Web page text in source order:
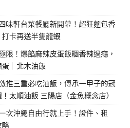
味軒台菜餐廳新開幕！超狂麵包香
卡再送半隻龍蝦
限！爆餡麻辣皮蛋飯糰香辣過癮，
｜北木油飯
推三重必吃油飯，傳承一甲子的冠
太順油飯 三陽店（金魚概念店）
次沖繩自由行就上手！證件、租
略